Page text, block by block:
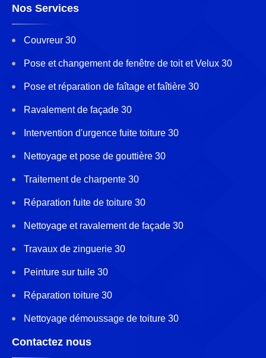
Nos Services
Couvreur 30
Pose et changement de fenêtre de toit et Velux 30
Pose et réparation de faîtage et faîtière 30
Ravalement de façade 30
Intervention d'urgence fuite toiture 30
Nettoyage et pose de gouttière 30
Traitement de charpente 30
Réparation fuite de toiture 30
Nettoyage et ravalement de façade 30
Travaux de zinguerie 30
Peinture sur tuile 30
Réparation toiture 30
Nettoyage démoussage de toiture 30
Contactez nous